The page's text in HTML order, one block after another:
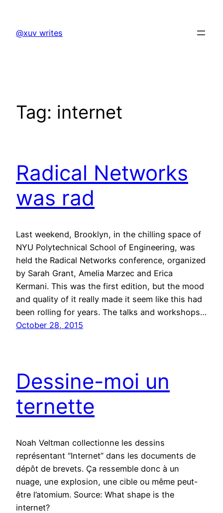
content
@xuv writes
Tag: internet
Radical Networks
was rad
Last weekend, Brooklyn, in the chilling space of
NYU Polytechnical School of Engineering, was
held the Radical Networks conference, organized
by Sarah Grant, Amelia Marzec and Erica
Kermani. This was the first edition, but the mood
and quality of it really made it seem like this had
been rolling for years. The talks and workshops…
October 28, 2015
Dessine-moi un
ternette
Noah Veltman collectionne les dessins
représentant “Internet” dans les documents de
dépôt de brevets. Ça ressemble donc à un
nuage, une explosion, une cible ou même peut-
être l’atomium. Source: What shape is the
internet?